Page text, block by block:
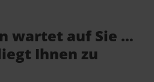
wartet auf Sie …
Ihnen zu